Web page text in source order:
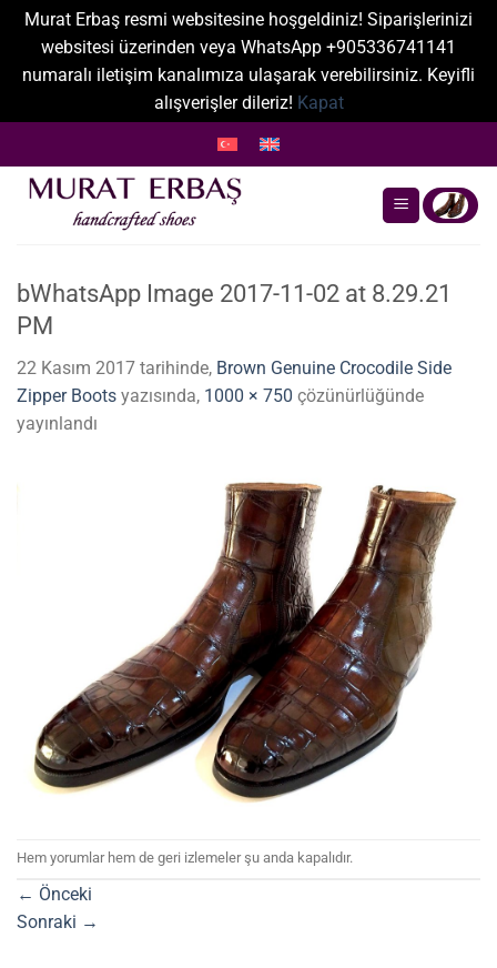
Murat Erbaş resmi websitesine hoşgeldiniz! Siparişlerinizi
websitesi üzerinden veya WhatsApp +905336741141
numaralı iletişim kanalımıza ulaşarak verebilirsiniz. Keyifli
alışverişler dileriz! Kapat
atla
bWhatsApp Image 2017-11-02 at 8.29.21
PM
22 Kasım 2017 tarihinde, Brown Genuine Crocodile Side
Zipper Boots yazısında, 1000 × 750 çözünürlüğünde
yayınlandı
Hem yorumlar hem de geri izlemeler şu anda kapalıdır.
← Önceki
Sonraki →